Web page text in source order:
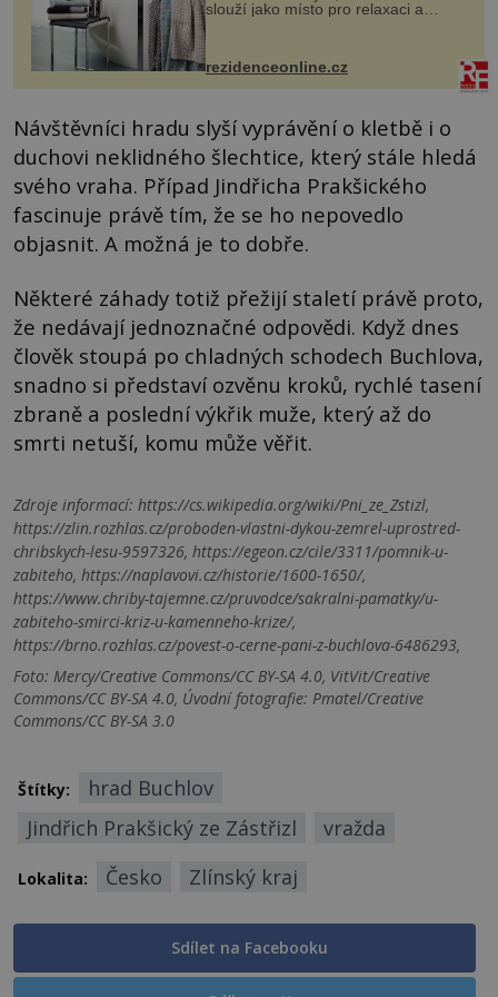
slouží jako místo pro relaxaci a
odpočinek. Koupelnový textil –
ručníky, osušky a koberečky –
mohou jako mávnutím kouzelného
proutku...
rezidenceonline.cz
Návštěvníci hradu slyší vyprávění o kletbě i o
duchovi neklidného šlechtice, který stále hledá
svého vraha. Případ Jindřicha Prakšického
fascinuje právě tím, že se ho nepovedlo
objasnit. A možná je to dobře.
Některé záhady totiž přežijí staletí právě proto,
že nedávají jednoznačné odpovědi. Když dnes
člověk stoupá po chladných schodech Buchlova,
snadno si představí ozvěnu kroků, rychlé tasení
zbraně a poslední výkřik muže, který až do
smrti netuší, komu může věřit.
Zdroje informací: https://cs.wikipedia.org/wiki/Pni_ze_Zstizl,
https://zlin.rozhlas.cz/proboden-vlastni-dykou-zemrel-uprostred-
chribskych-lesu-9597326, https://egeon.cz/cile/3311/pomnik-u-
zabiteho, https://naplavovi.cz/historie/1600-1650/,
https://www.chriby-tajemne.cz/pruvodce/sakralni-pamatky/u-
zabiteho-smirci-kriz-u-kamenneho-krize/,
https://brno.rozhlas.cz/povest-o-cerne-pani-z-buchlova-6486293,
Foto: Mercy/Creative Commons/CC BY-SA 4.0, VitVit/Creative
Commons/CC BY-SA 4.0, Úvodní fotografie: Pmatel/Creative
Commons/CC BY-SA 3.0
Štítky:
hrad Buchlov
Jindřich Prakšický ze Zástřizl
vražda
Lokalita: Česko Zlínský kraj
Sdílet na Facebooku